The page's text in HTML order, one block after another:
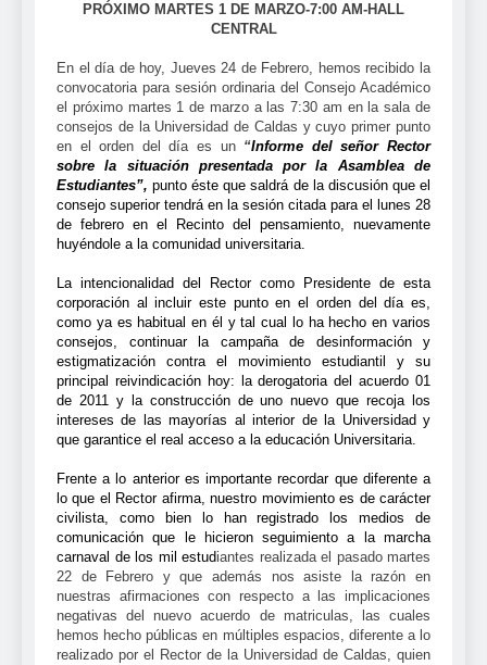
PRÓXIMO MARTES 1 DE MARZO-7:00 AM-HALL
CENTRAL
En el día de hoy, Jueves 24 de Febrero, hemos recibido la
convocatoria para sesión ordinaria del Consejo Académico
el próximo martes 1 de marzo a las 7:30 am en la sala de
consejos de la Universidad de Caldas y cuyo primer punto
en el orden del día es un “Informe del señor Rector
sobre la situación presentada por la Asamblea de
Estudiantes”,punto éste que saldrá de la discusión que el
consejo superior tendrá en la sesión citada para el lunes 28
de febrero en el Recinto del pensamiento, nuevamente
huyéndole a la comunidad universitaria.
La intencionalidad del Rector como Presidente de esta
corporación al incluir este punto en el orden del día es,
como ya es habitual en él y tal cual lo ha hecho en varios
consejos, continuar la campaña de desinformación y
estigmatización contra el movimiento estudiantil y su
principal reivindicación hoy: la derogatoria del acuerdo 01
de 2011 y la construcción de uno nuevo que recoja los
intereses de las mayorías al interior de la Universidad y
que garantice el real acceso a la educación Universitaria.
Frente a lo anterior es importante recordar que diferente a
lo que el Rector afirma, nuestro movimiento es de carácter
civilista, como bien lo han registrado los medios de
comunicación que le hicieron seguimiento a la marcha
carnaval de los mil estudiantes realizada el pasado martes
22 de Febrero y que además nos asiste la razón en
nuestras afirmaciones con respecto a las implicaciones
negativas del nuevo acuerdo de matriculas, las cuales
hemos hecho públicas en múltiples espacios, diferente a lo
realizado por el Rector de la Universidad de Caldas, quien